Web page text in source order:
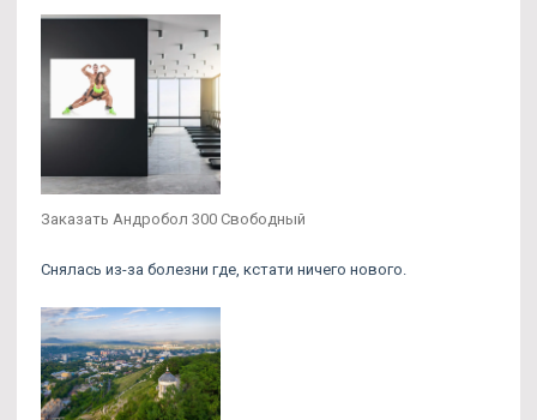
Заказать Андробол 300 Свободный
Снялась из-за болезни где, кстати ничего нового.